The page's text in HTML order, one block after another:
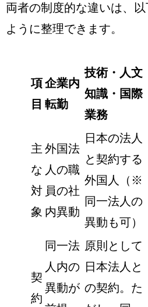
両者の制度的な違いは、以
ように整理できます。
項
目
企業内
転勤
技術・人文
知識・国際
業務
主
な
対
象
外国法
人の職
員の社
内異動
日本の法人
と契約する
外国人（※
同一法人の
異動も可）
契
約
同一法
人内の
異動が
原則として
日本法人と
の契約。た